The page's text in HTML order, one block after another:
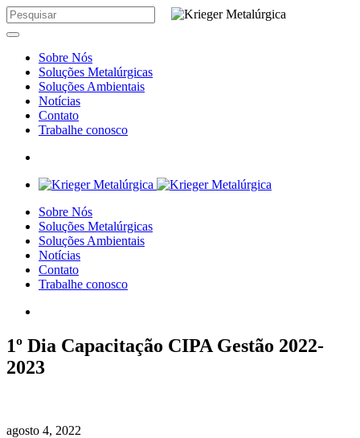
Sobre Nós
Soluções Metalúrgicas
Soluções Ambientais
Notícias
Contato
Trabalhe conosco
Sobre Nós
Soluções Metalúrgicas
Soluções Ambientais
Notícias
Contato
Trabalhe conosco
1º Dia Capacitação CIPA Gestão 2022-
2023
agosto 4, 2022